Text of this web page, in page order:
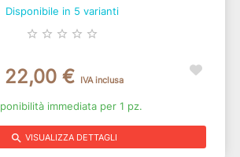
Disponibile in 5 varianti
star_border star_border star_border star_border star_border
22,00 € IVA inclusa
immediata per 1 pz.
search VISUALIZZA DETTAGLI